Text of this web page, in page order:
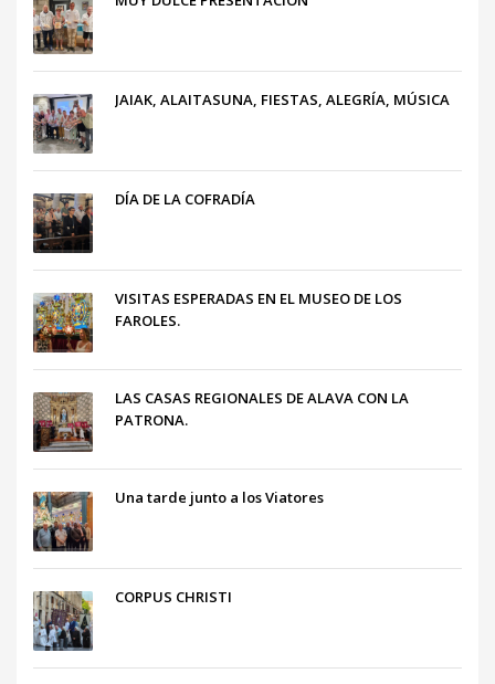
JAIAK, ALAITASUNA, FIESTAS, ALEGRÍA, MÚSICA
DÍA DE LA COFRADÍA
VISITAS ESPERADAS EN EL MUSEO DE LOS
FAROLES.
LAS CASAS REGIONALES DE ALAVA CON LA
PATRONA.
Una tarde junto a los Viatores
CORPUS CHRISTI